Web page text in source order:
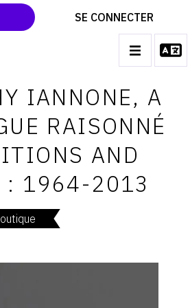
SE CONNECTER
RAISONNÉS
EXPOSITIONS
VERNISSAGES
DES EXPOSITIONS
DU MONDE DE L'ART
IANNONE, A
RAISONNÉ
AND
: 1964-2013